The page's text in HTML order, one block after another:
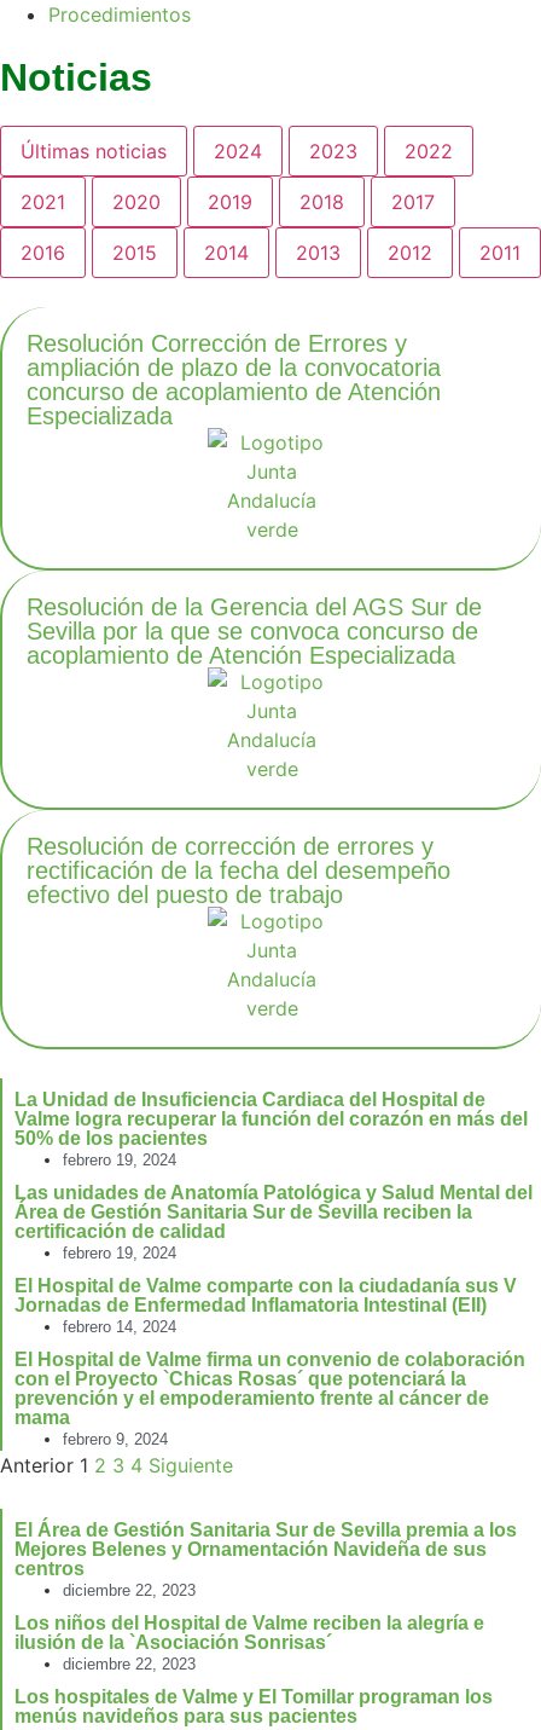
Procedimientos
Noticias
Últimas noticias 2024 2023 2022
2021 2020 2019 2018 2017
2016 2015 2014 2013 2012 2011
Resolución Corrección de Errores y
ampliación de plazo de la convocatoria
concurso de acoplamiento de Atención
Especializada
Resolución de la Gerencia del AGS Sur de
Sevilla por la que se convoca concurso de
acoplamiento de Atención Especializada
Resolución de corrección de errores y
rectificación de la fecha del desempeño
efectivo del puesto de trabajo
La Unidad de Insuficiencia Cardiaca del Hospital de
Valme logra recuperar la función del corazón en más del
50% de los pacientes
febrero 19, 2024
Las unidades de Anatomía Patológica y Salud Mental del
Área de Gestión Sanitaria Sur de Sevilla reciben la
certificación de calidad
febrero 19, 2024
El Hospital de Valme comparte con la ciudadanía sus V
Jornadas de Enfermedad Inflamatoria Intestinal (EII)
febrero 14, 2024
El Hospital de Valme firma un convenio de colaboración
con el Proyecto `Chicas Rosas´ que potenciará la
prevención y el empoderamiento frente al cáncer de
mama
febrero 9, 2024
Anterior 1 2 3 4 Siguiente
El Área de Gestión Sanitaria Sur de Sevilla premia a los
Mejores Belenes y Ornamentación Navideña de sus
centros
diciembre 22, 2023
Los niños del Hospital de Valme reciben la alegría e
ilusión de la `Asociación Sonrisas´
diciembre 22, 2023
Los hospitales de Valme y El Tomillar programan los
menús navideños para sus pacientes